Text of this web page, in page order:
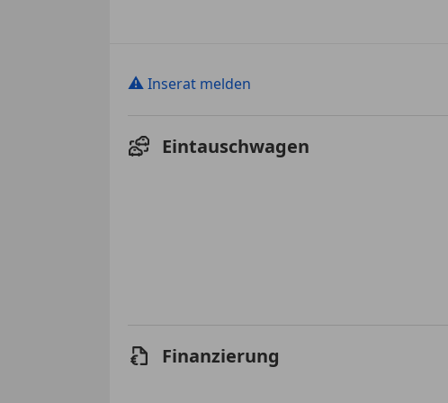
⚠ Inserat melden
Eintauschwagen
Finanzierung